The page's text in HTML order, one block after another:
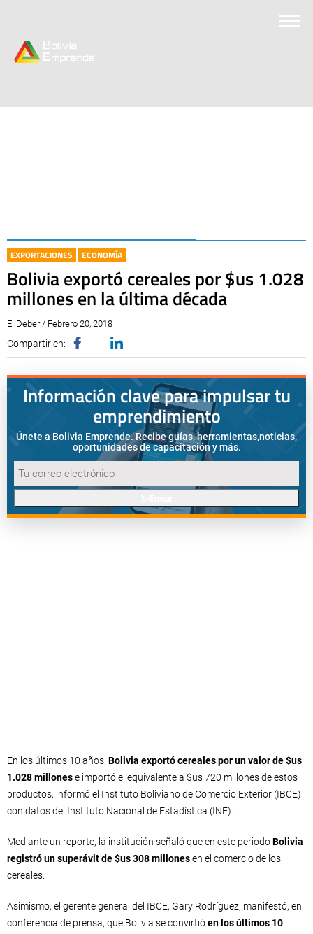
EXPORTACIONES ECONOMÍA
Bolivia exportó cereales por $us 1.028
millones en la última década
El Deber / Febrero 20, 2018
Compartir en:
Información clave para impulsar tu
emprendimiento
Únete a Bolivia Emprende. Recibe guías, herramientas,noticias,
oportunidades de capacitación y más.
En los últimos 10 años, Bolivia exportó cereales por un valor de $us
1.028 millonese importó el equivalente a $us 720 millones de estos
productos, informó el Instituto Boliviano de Comercio Exterior (IBCE)
con datos del Instituto Nacional de Estadística (INE).
Mediante un reporte, la institución señaló que en este periodoBolivia
registró un superávit de $us 308 millonesen el comercio de los
cereales.
Asimismo, el gerente general del IBCE, Gary Rodríguez, manifestó, en
conferencia de prensa, que Bolivia se convirtióen los últimos 10